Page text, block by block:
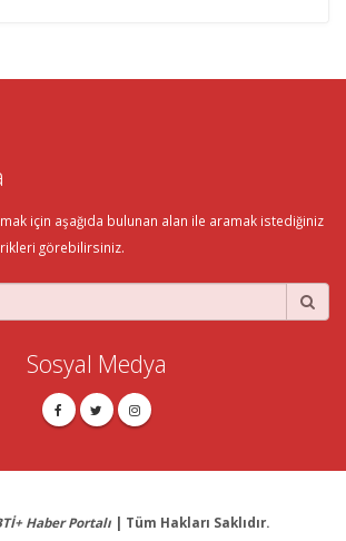
için aşağıda bulunan alan ile aramak istediğiniz
görebilirsiniz.
Sosyal Medya
Haber Portalı | Tüm Hakları Saklıdır.